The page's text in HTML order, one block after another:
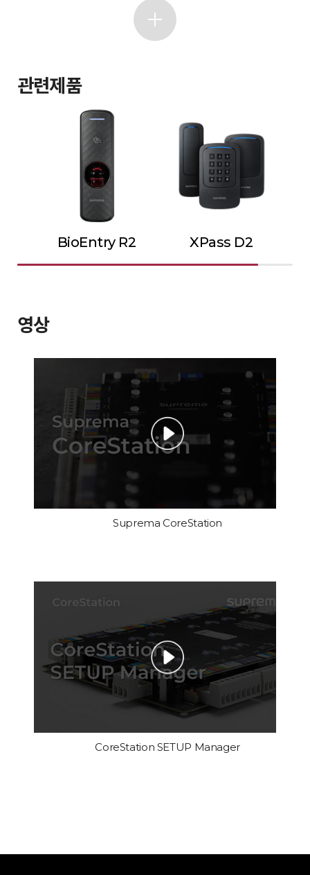
관련제품
BioEntry R2 XPass D2
영상
Suprema CoreStation
CoreStation SETUP Manager